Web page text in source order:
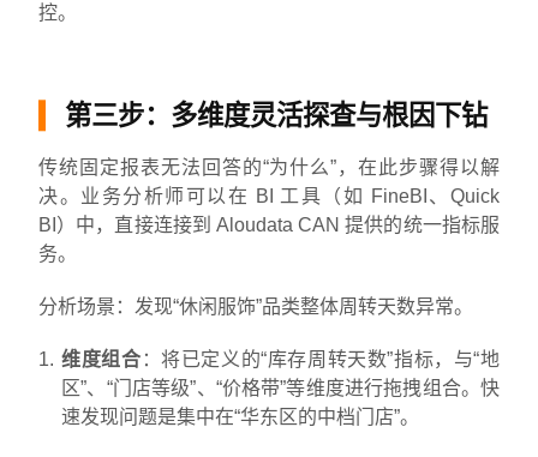
控。
第三步：多维度灵活探查与根因下钻
传统固定报表无法回答的“为什么”，在此步骤得以解
决。业务分析师可以在 BI 工具（如 FineBI、Quick
BI）中，直接连接到 Aloudata CAN 提供的统一指标服
务。
分析场景：发现“休闲服饰”品类整体周转天数异常。
维度组合 ：将已定义的“库存周转天数”指标，与“地
区”、“门店等级”、“价格带”等维度进行拖拽组合。快
速发现问题是集中在“华东区的中档门店”。